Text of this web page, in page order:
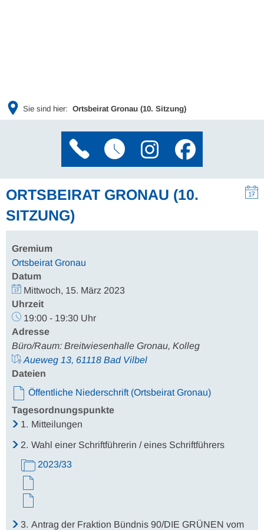
Sie sind hier: Ortsbeirat Gronau (10. Sitzung)
ORTSBEIRAT GRONAU (10.
SITZUNG)
Gremium
Ortsbeirat Gronau
Datum
Mittwoch, 15. März 2023
Uhrzeit
19:00 - 19:30 Uhr
Adresse
Büro/Raum: Breitwiesenhalle Gronau, Kolleg
Aueweg 13, 61118 Bad Vilbel
Dateien
Öffentliche Niederschrift (Ortsbeirat Gronau)
Tagesordnungspunkte
1. Mitteilungen
2. Wahl einer Schriftführerin / eines Schriftführers
2023/33
3. Antrag der Fraktion Bündnis 90/DIE GRÜNEN vom